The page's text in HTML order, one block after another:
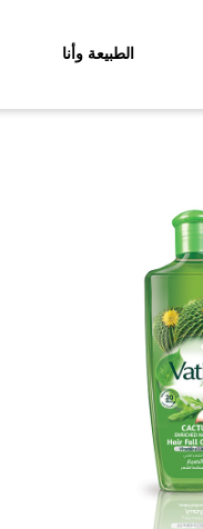
الطبيعة وأنا